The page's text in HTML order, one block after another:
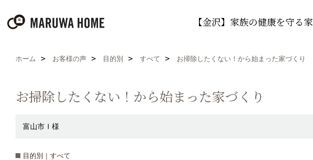
【金沢】家族の健康を守る家
ホーム お客様の声 目的別 すべて お掃除したくない！から始まった家づくり
お掃除したくない！から始まった家づくり
富山市Ｉ様
目的別｜すべて